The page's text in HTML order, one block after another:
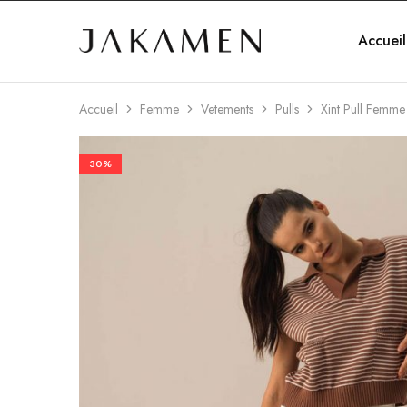
Jakamen Accueil
Accueil Femme Vetements Pulls Xint Pull Femme
30%